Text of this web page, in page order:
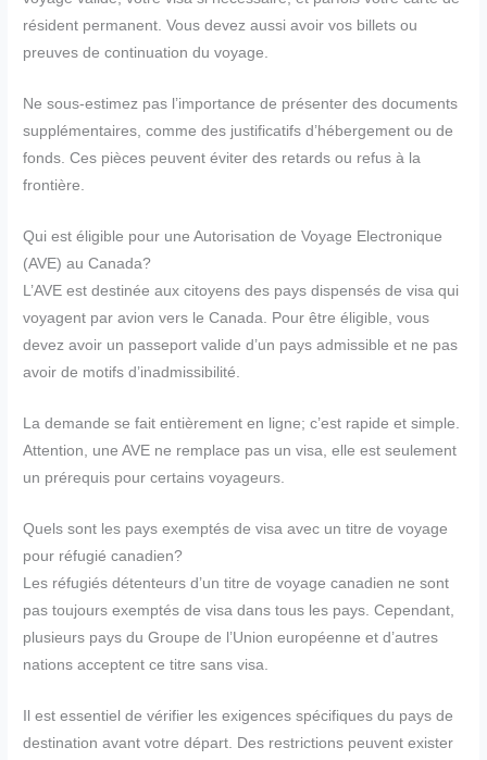
résident permanent. Vous devez aussi avoir vos billets ou
preuves de continuation du voyage.
Ne sous-estimez pas l’importance de présenter des documents
supplémentaires, comme des justificatifs d’hébergement ou de
fonds. Ces pièces peuvent éviter des retards ou refus à la
frontière.
Qui est éligible pour une Autorisation de Voyage Electronique
(AVE) au Canada?
L’AVE est destinée aux citoyens des pays dispensés de visa qui
voyagent par avion vers le Canada. Pour être éligible, vous
devez avoir un passeport valide d’un pays admissible et ne pas
avoir de motifs d’inadmissibilité.
La demande se fait entièrement en ligne; c’est rapide et simple.
Attention, une AVE ne remplace pas un visa, elle est seulement
un prérequis pour certains voyageurs.
Quels sont les pays exemptés de visa avec un titre de voyage
pour réfugié canadien?
Les réfugiés détenteurs d’un titre de voyage canadien ne sont
pas toujours exemptés de visa dans tous les pays. Cependant,
plusieurs pays du Groupe de l’Union européenne et d’autres
nations acceptent ce titre sans visa.
Il est essentiel de vérifier les exigences spécifiques du pays de
destination avant votre départ. Des restrictions peuvent exister